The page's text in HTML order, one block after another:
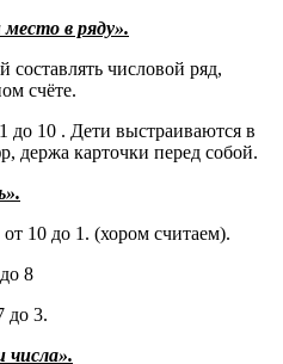
в ряду».
составлять числовой ряд,
счёте.
до 10 . Дети выстраиваются в
держа карточки перед собой.
10 до 1. (хором считаем).
8
до 3.
числа».